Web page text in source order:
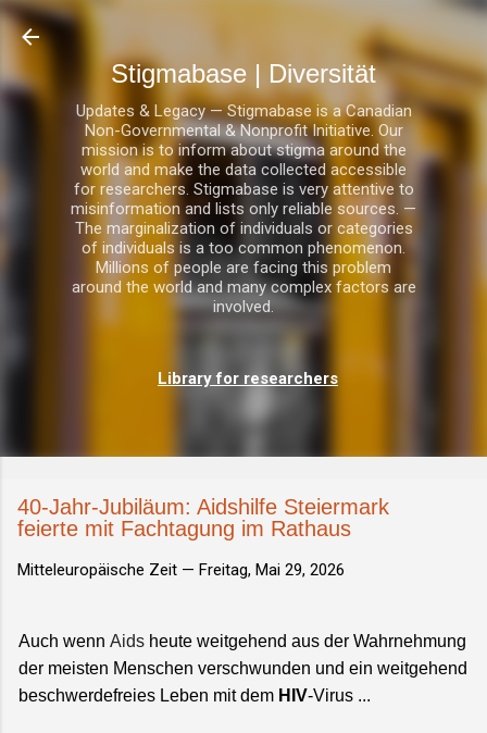
Stigmabase | Diversität
Updates & Legacy — Stigmabase is a Canadian
Non-Governmental & Nonprofit Initiative. Our
mission is to inform about stigma around the
world and make the data collected accessible
for researchers. Stigmabase is very attentive to
misinformation and lists only reliable sources. —
The marginalization of individuals or categories
of individuals is a too common phenomenon.
Millions of people are facing this problem
around the world and many complex factors are
involved.
Library for researchers
40-Jahr-Jubiläum: Aidshilfe Steiermark
feierte mit Fachtagung im Rathaus
Mitteleuropäische Zeit — Freitag, Mai 29, 2026
Auch wenn Aids heute weitgehend aus der Wahrnehmung
der meisten Menschen verschwunden und ein weitgehend
beschwerdefreies Leben mit dem HIV-Virus ...